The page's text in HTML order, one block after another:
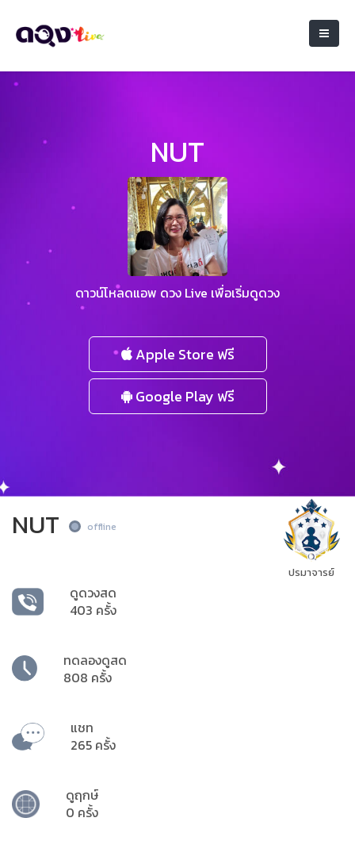
NUT
ดาวน์โหลดแอพ ดวง Live เพื่อเริ่มดูดวง
Apple Store ฟรี
Google Play ฟรี
NUT offline
ดูดวงสด
403 ครั้ง
ทดลองดูสด
808 ครั้ง
แชท
265 ครั้ง
ดูฤกษ์
0 ครั้ง
ปรมาจารย์